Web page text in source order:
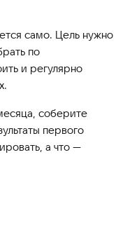
само. Цель нужно
по
и регулярно
соберите
первого
а что —